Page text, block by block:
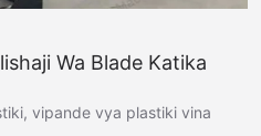
Wa Blade Katika
vipande vya plastiki vina